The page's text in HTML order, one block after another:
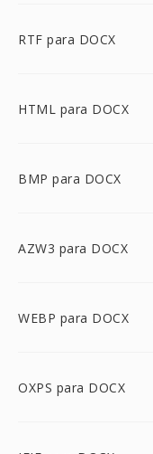
RTF para DOCX
HTML para DOCX
BMP para DOCX
AZW3 para DOCX
WEBP para DOCX
OXPS para DOCX